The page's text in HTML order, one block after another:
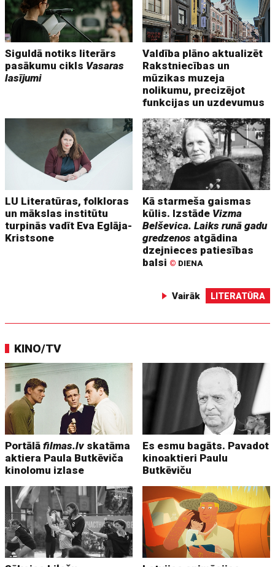
Siguldā notiks literārs
pasākumu cikls Vasaras
lasījumi
Valdība plāno aktualizēt
Rakstniecības un
mūzikas muzeja
nolikumu, precizējot
funkcijas un uzdevumus
LU Literatūras, folkloras
un mākslas institūtu
turpinās vadīt Eva Eglāja-
Kristsone
Kā starmeša gaismas
kūlis. Izstāde Vizma
Belševica. Laiks runā gadu
gredzenos atgādina
dzejnieces patiesības
balsi © DIENA
Vairāk LITERATŪRA
KINO/TV
Portālāfilmas.lv skatāma
aktiera Paula Butkēviča
kinolomu izlase
Es esmu bagāts. Pavadot
kinoaktieri Paulu
Butkēviču